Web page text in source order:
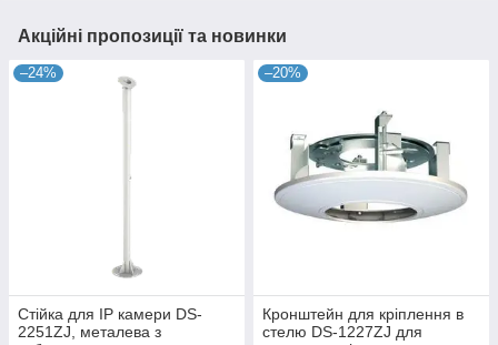
Акційні пропозиції та новинки
–24%
Стійка для IP камери DS-
2251ZJ, металева з
–20%
Кронштейн для кріплення в
стелю DS-1227ZJ для